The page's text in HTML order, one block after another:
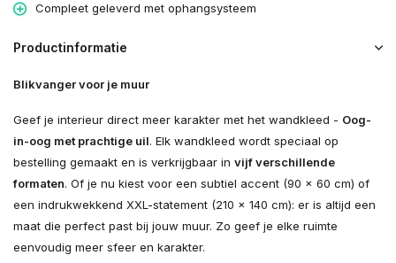
Compleet geleverd met ophangsysteem
Productinformatie
Blikvanger voor je muur
Geef je interieur direct meer karakter met het wandkleed - Oog-
in-oog met prachtige uil. Elk wandkleed wordt speciaal op
bestelling gemaakt en is verkrijgbaar in vijf verschillende
formaten. Of je nu kiest voor een subtiel accent (90 × 60 cm) of
een indrukwekkend XXL-statement (210 × 140 cm): er is altijd een
maat die perfect past bij jouw muur. Zo geef je elke ruimte
eenvoudig meer sfeer en karakter.